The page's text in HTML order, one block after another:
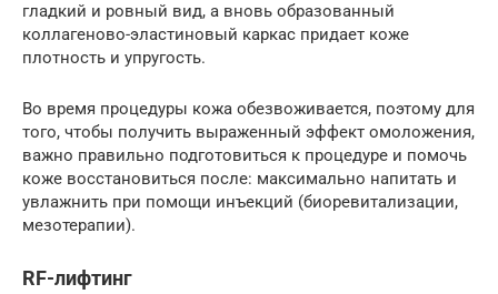
гладкий и ровный вид, а вновь образованный
коллагеново-эластиновый каркас придает коже
плотность и упругость.
Во время процедуры кожа обезвоживается, поэтому для
того, чтобы получить выраженный эффект омоложения,
важно правильно подготовиться к процедуре и помочь
коже восстановиться после: максимально напитать и
увлажнить при помощи инъекций (биоревитализации,
мезотерапии).
RF-лифтинг